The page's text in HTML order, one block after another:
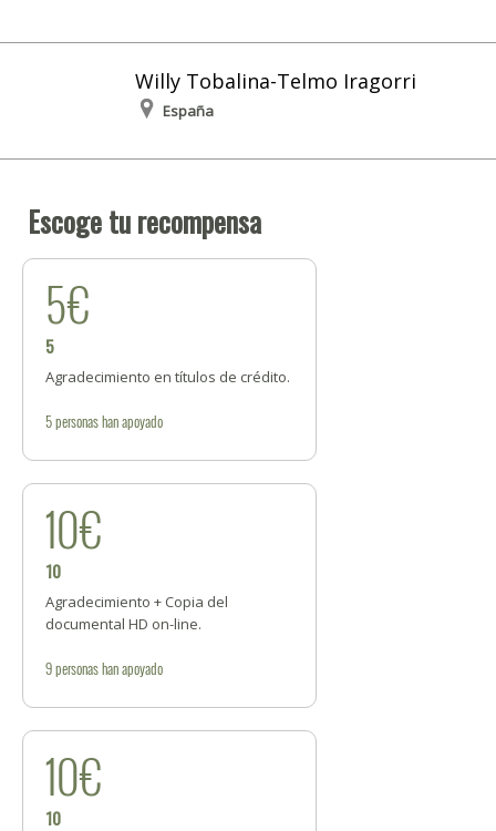
Willy Tobalina-Telmo Iragorri
España
Escoge tu recompensa
5€
5
Agradecimiento en títulos de crédito.
5personashan apoyado
10€
10
Agradecimiento + Copia del
documental HD on-line.
9personashan apoyado
10€
10